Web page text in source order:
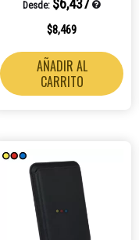
Desde: $6,437
$8,469
AÑADIR AL
CARRITO